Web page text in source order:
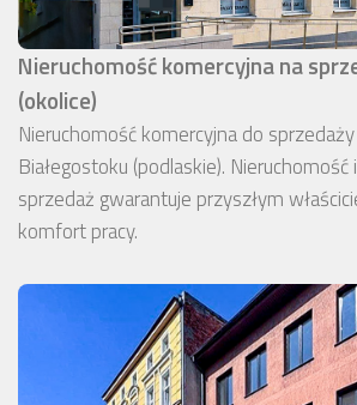
Nieruchomość komercyjna na
(okolice)
Nieruchomość komercyjna do
Białegostoku (podlaskie).
sprzedaż gwarantuje przyszłym
komfort pracy.